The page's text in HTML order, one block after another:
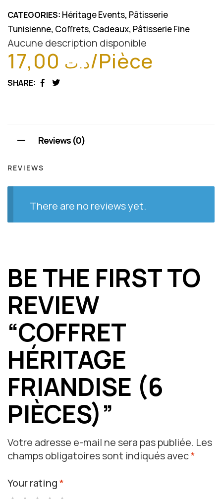
CATEGORIES: Héritage Events, Pâtisserie
Tunisienne, Coffrets, Cadeaux, Pâtisserie Fine
Aucune description disponible
د.ت/Pièce
SHARE:
Facebook
Twitter
Reviews (0)
REVIEWS
There are no reviews yet.
BE THE FIRST TO
REVIEW
“COFFRET
HÉRITAGE
FRIANDISE (6
PIÈCES)”
Votre adresse e-mail ne sera pas publiée. Les
champs obligatoires sont indiqués avec*
Your rating*